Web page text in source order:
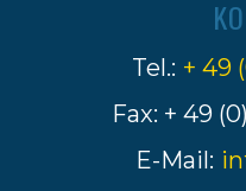
Tel.: + 49
Fax: + 49
E-Mail: